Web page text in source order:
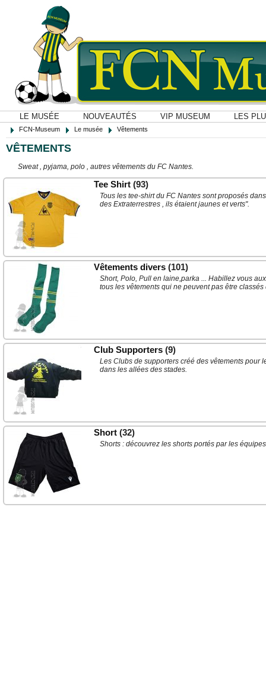
LE MUSÉE NOUVEAUTÉS VIP MUSEUM LES
FCN-Museum Le musée Vêtements
VÊTEMENTS
Sweat , pyjama, polo , autres vêtements du FC Nantes.
Tee Shirt (93)
Tous les tee-shirt du FC Nantes sont proposés
des Extraterrestres , ils étaient jaunes et verts".
Vêtements divers (101)
Short, Polo, Pull en laine,parka ... Habillez vous
tous les vêtements qui ne peuvent pas être
Club Supporters (9)
Les Clubs de supporters créé des vêtements pour
dans les allées des stades.
Short (32)
Shorts : découvrez les shorts portés par les